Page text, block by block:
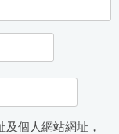
個人網站網址，